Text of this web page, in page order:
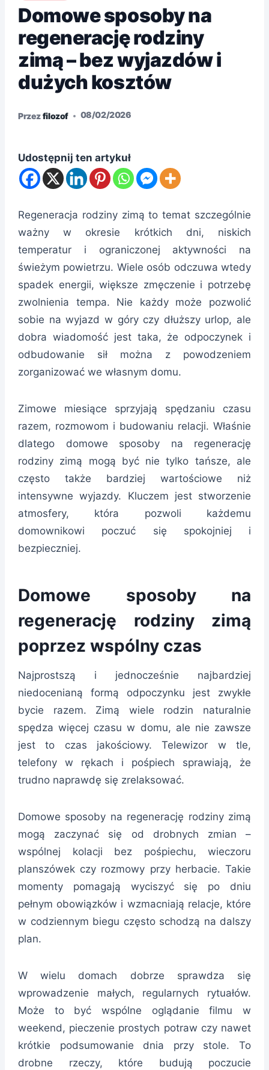
Domowe sposoby na
regenerację rodziny
zimą – bez wyjazdów i
dużych kosztów
Przezfilozof 08/02/2026
Udostępnij ten artykuł
Regeneracja rodziny zimą to temat szczególnie
ważny w okresie krótkich dni, niskich
temperatur i ograniczonej aktywności na
świeżym powietrzu. Wiele osób odczuwa wtedy
spadek energii, większe zmęczenie i potrzebę
zwolnienia tempa. Nie każdy może pozwolić
sobie na wyjazd w góry czy dłuższy urlop, ale
dobra wiadomość jest taka, że odpoczynek i
odbudowanie sił można z powodzeniem
zorganizować we własnym domu.
Zimowe miesiące sprzyjają spędzaniu czasu
razem, rozmowom i budowaniu relacji. Właśnie
dlatego domowe sposoby na regenerację
rodziny zimą mogą być nie tylko tańsze, ale
często także bardziej wartościowe niż
intensywne wyjazdy. Kluczem jest stworzenie
atmosfery, która pozwoli każdemu
domownikowi poczuć się spokojniej i
bezpieczniej.
Domowe sposoby na
regenerację rodziny zimą
poprzez wspólny czas
Najprostszą i jednocześnie najbardziej
niedocenianą formą odpoczynku jest zwykłe
bycie razem. Zimą wiele rodzin naturalnie
spędza więcej czasu w domu, ale nie zawsze
jest to czas jakościowy. Telewizor w tle,
telefony w rękach i pośpiech sprawiają, że
trudno naprawdę się zrelaksować.
Domowe sposoby na regenerację rodziny zimą
mogą zaczynać się od drobnych zmian –
wspólnej kolacji bez pośpiechu, wieczoru
planszówek czy rozmowy przy herbacie. Takie
momenty pomagają wyciszyć się po dniu
pełnym obowiązków i wzmacniają relacje, które
w codziennym biegu często schodzą na dalszy
plan.
W wielu domach dobrze sprawdza się
wprowadzenie małych, regularnych rytuałów.
Może to być wspólne oglądanie filmu w
weekend, pieczenie prostych potraw czy nawet
krótkie podsumowanie dnia przy stole. To
drobne rzeczy, które budują poczucie